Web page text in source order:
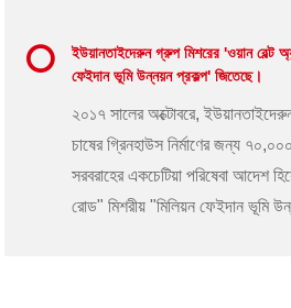
ইউয়ানতাইদেরুন গ্রুপ মিশরের 'ওয়ান বেল্ট
ফেইদান ভূমি উন্নয়ন প্রকল্প' জিতেছে।
২০১৭ সালের অক্টোবরে,
চাষের গ্রিনহাউস নির্মাণের জন্য
সরবরাহের একচেটিয়া পরিষেবা আদেশ
রোড" মিশরীয় "মিলিয়ন ফেইদান ভূমি